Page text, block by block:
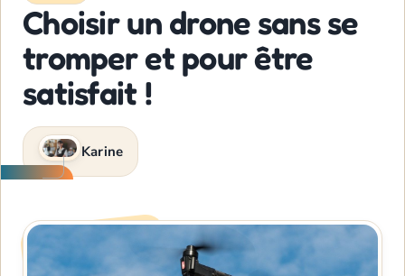
Choisir un drone sans se
tromper et pour être
satisfait !
Karine